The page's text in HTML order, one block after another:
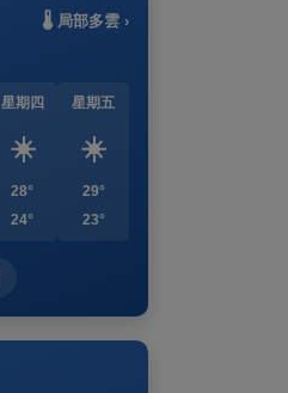
🌡️ 局部多雲 ›
星期四
☀️
28°
24°
星期五
☀️
29°
23°